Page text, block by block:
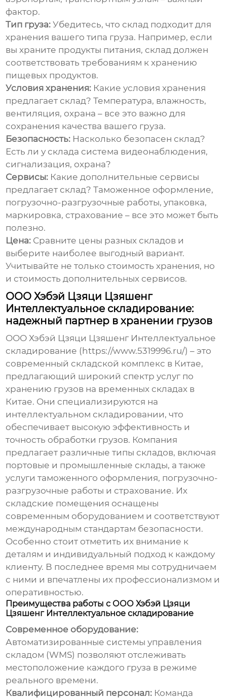
фактор.
Тип груза: Убедитесь, что склад подходит для
хранения вашего типа груза. Например, если
вы храните продукты питания, склад должен
соответствовать требованиям к хранению
пищевых продуктов.
Условия хранения: Какие условия хранения
предлагает склад? Температура, влажность,
вентиляция, охрана – все это важно для
сохранения качества вашего груза.
Безопасность: Насколько безопасен склад?
Есть ли у склада система видеонаблюдения,
сигнализация, охрана?
Сервисы: Какие дополнительные сервисы
предлагает склад? Таможенное оформление,
погрузочно-разгрузочные работы, упаковка,
маркировка, страхование – все это может быть
полезно.
Цена: Сравните цены разных складов и
выберите наиболее выгодный вариант.
Учитывайте не только стоимость хранения, но
и стоимость дополнительных сервисов.
ООО Хэбэй Цзяци Цзяшенг
Интеллектуальное складирование:
надежный партнер в хранении грузов
ООО Хэбэй Цзяци Цзяшенг Интеллектуальное
складирование (https://www.5319996.ru/) – это
современный складской комплекс в Китае,
предлагающий широкий спектр услуг по
хранению грузов на временных складах в
Китае. Они специализируются на
интеллектуальном складировании, что
обеспечивает высокую эффективность и
точность обработки грузов. Компания
предлагает различные типы складов, включая
портовые и промышленные склады, а также
услуги таможенного оформления, погрузочно-
разгрузочные работы и страхование. Их
складские помещения оснащены
современным оборудованием и соответствуют
международным стандартам безопасности.
Особенно стоит отметить их внимание к
деталям и индивидуальный подход к каждому
клиенту. В последнее время мы сотрудничаем
с ними и впечатлены их профессионализмом и
оперативностью.
Преимущества работы с ООО Хэбэй Цзяци
Цзяшенг Интеллектуальное складирование
Современное оборудование:
Автоматизированные системы управления
складом (WMS) позволяют отслеживать
местоположение каждого груза в режиме
реального времени.
Квалифицированный персонал: Команда